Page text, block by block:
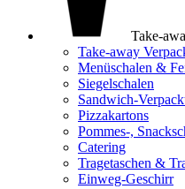
Take-
Take-away
Menüschalen &
Siegelschalen
Sandwich-
Pizzakartons
Pommes-,
Catering
Tragetaschen &
Einweg-Geschirr